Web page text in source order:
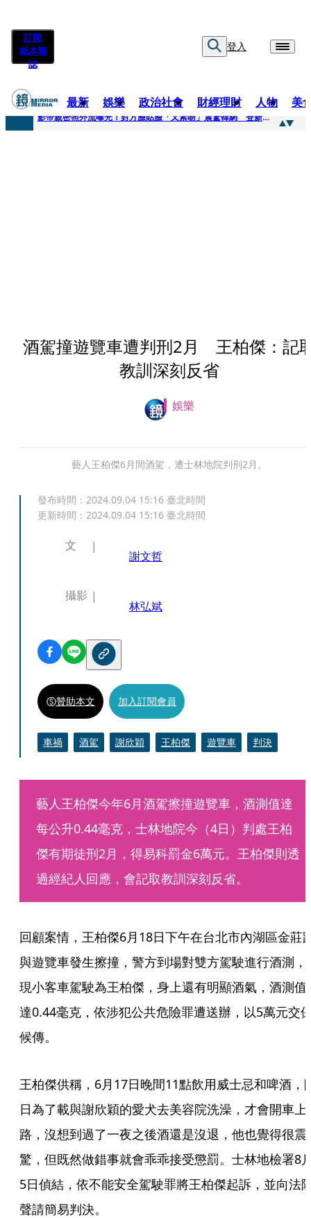
訂閱
紙本雜
誌
登入
最新 娛樂 政治社會 財經理財 人物 美
快訊
影帝親密照外流曝光！對方臉貼臉「又索吻」震驚韓網 登新聞熱搜第一
酒駕撞遊覽車遭判刑2月 王柏傑：記
教訓深刻反省
娛樂
藝人王柏傑6月間酒駕，遭士林地院判刑2月。
發布時間： 2024.09.04 15:16 臺北時間
更新時間： 2024.09.04 15:16 臺北時間
文
謝文哲
攝影
林弘斌
贊助本文 加入訂閱會員
車禍 酒駕 謝欣穎 王柏傑 遊覽車 判決
藝人王柏傑今年6月酒駕擦撞遊覽車，酒測值達
每公升0.44毫克，士林地院今（4日）判處王柏
傑有期徒刑2月，得易科罰金6萬元。王柏傑則透
過經紀人回應，會記取教訓深刻反省。
回顧案情，王柏傑6月18日下午在台北市內湖區金莊
與遊覽車發生擦撞，警方到場對雙方駕駛進行酒測，
現小客車駕駛為王柏傑，身上還有明顯酒氣，酒測值
達0.44毫克，依涉犯公共危險罪遭送辦，以5萬元交
候傳。
王柏傑供稱，6月17日晚間11點飲用威士忌和啤酒，
日為了載與謝欣穎的愛犬去美容院洗澡，才會開車上
路，沒想到過了一夜之後酒還是沒退，他也覺得很震
驚，但既然做錯事就會乖乖接受懲罰。士林地檢署8
5日偵結，依不能安全駕駛罪將王柏傑起訴，並向法
聲請簡易判決。